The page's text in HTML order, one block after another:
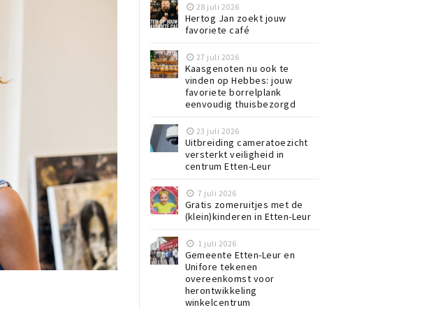
28 juli 2026
Hertog Jan zoekt jouw
favoriete café
27 juli 2026
Kaasgenoten nu ook te
vinden op Hebbes: jouw
favoriete borrelplank
eenvoudig thuisbezorgd
23 juli 2026
Uitbreiding cameratoezicht
versterkt veiligheid in
centrum Etten-Leur
7 juli 2026
Gratis zomeruitjes met de
(klein)kinderen in Etten-Leur
1 juli 2026
Gemeente Etten-Leur en
Unifore tekenen
overeenkomst voor
herontwikkeling
winkelcentrum